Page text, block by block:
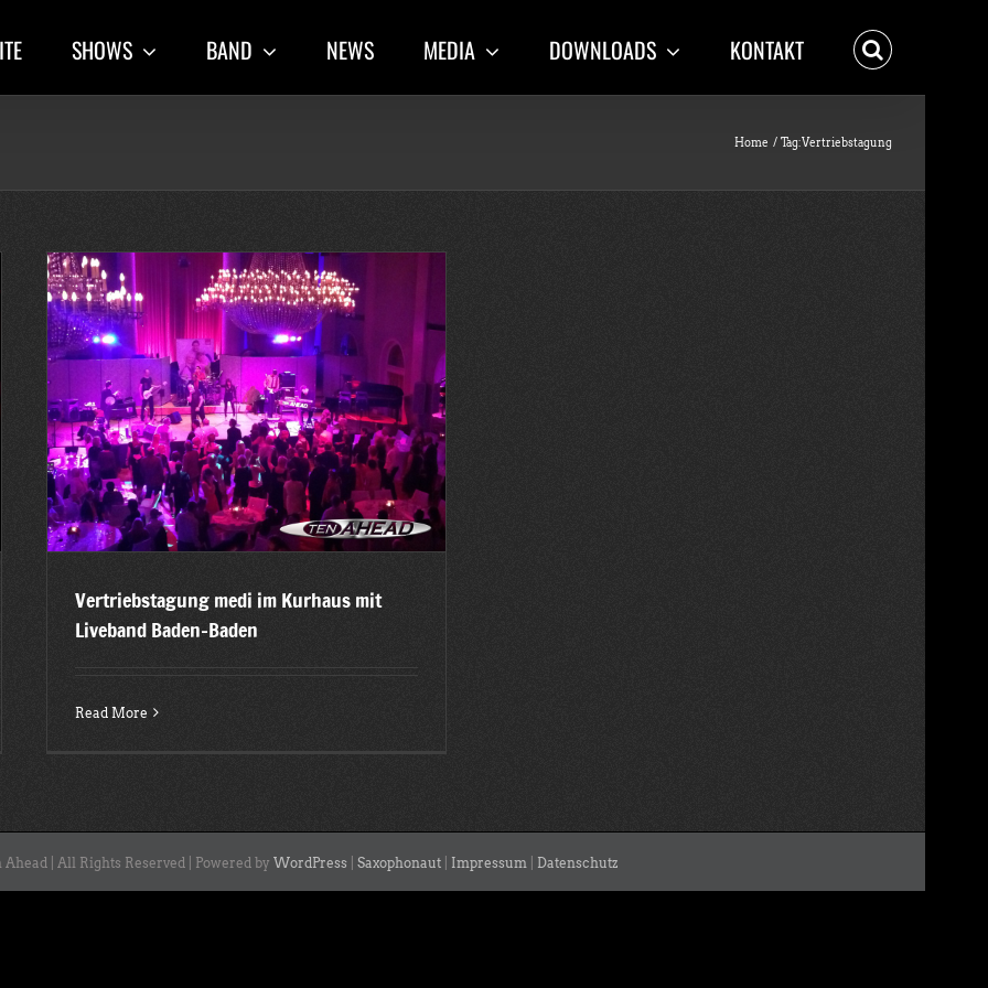
SHOWS BAND NEWS MEDIA DOWNLOADS KONTAKT
Home Tag:Vertriebstagung
Vertriebstagung medi im Kurhaus mit
Liveband Baden-Baden
Read More
Ahead | All Rights Reserved | Powered by WordPress| Saxophonaut| Impressum Datenschutz